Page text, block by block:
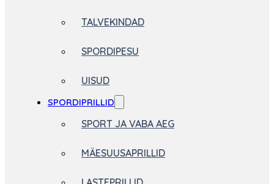
TALVEKINDAD
SPORDIPESU
UISUD
SPORDIPRILLID
SPORT JA VABA AEG
MÄESUUSAPRILLID